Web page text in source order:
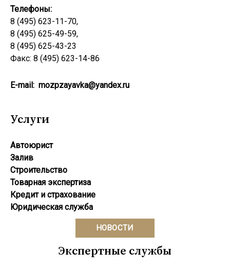
Телефоны:
8 (495) 623-11-70,
8 (495) 625-49-59,
8 (495) 625-43-23
Факс: 8 (495) 623-14-86
E-mail: mozpzayavka@yandex.ru
Услуги
Автоюрист
Залив
Строительство
Товарная экспертиза
Кредит и страхование
Юридическая служба
НОВОСТИ
Экспертные службы